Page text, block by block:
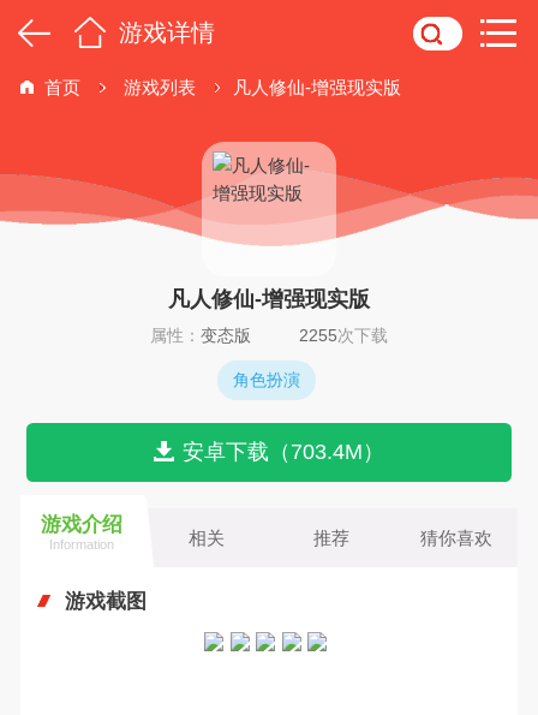
游戏详情
首页 游戏列表 凡人修仙-增强现实版
凡人修仙-增强现实版
属性： 变态版 2255次下载
角色扮演
安卓下载（703.4M）
游戏介绍
Information 相关 推荐 猜你喜欢
游戏截图